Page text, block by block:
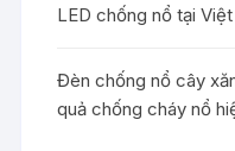
LED chống nổ tại
Đèn chống nổ cây
quả chống cháy nổ